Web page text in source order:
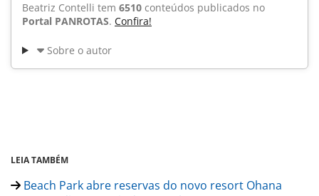
Beatriz Contelli tem 6510 conteúdos publicados no
Portal PANROTAS. Confira!
Sobre o autor
LEIA TAMBÉM
Beach Park abre reservas do novo resort Ohana